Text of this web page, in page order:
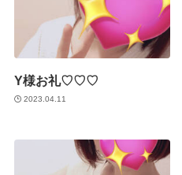
Y様お礼♡♡♡
2023.04.11